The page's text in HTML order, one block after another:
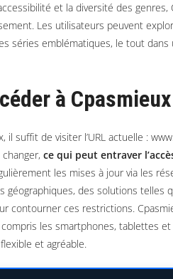
et la diversité des
Les utilisateurs peuvent
séries emblématiques, le tout dans
à
il suffit de visiter l’URL actuelle :
ce qui peut entraver
les mises à jour via les
géographiques, des solutions telles
contourner ces restrictions.
les smartphones, tablettes
et agréable.